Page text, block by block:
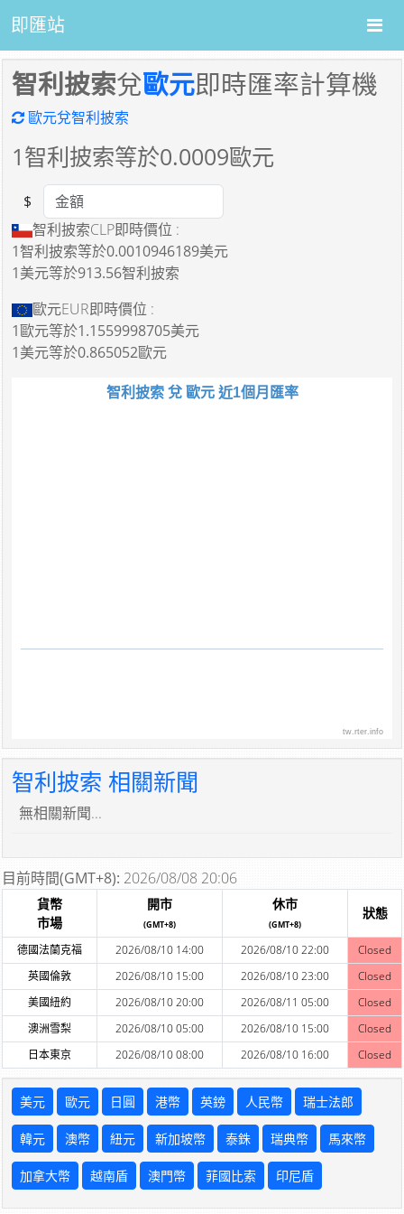
即匯站
智利披索兌歐元即時匯率計算機
歐元兌智利披索
1智利披索等於0.0009歐元
Amount
$
智利披索CLP即時價位 :
1智利披索等於0.0010946189美元
1美元等於913.56智利披索
歐元EUR即時價位 :
1歐元等於1.1559998705美元
1美元等於0.865052歐元
智利披索 兌 歐元 近1個月匯率
tw.rter.info
智利披索 相關新聞
無相關新聞...
目前時間(GMT+8): 2026/08/08 20:06
貨幣
市場
開市
(GMT+8)
休市
(GMT+8)
狀態
德國法蘭克福 2026/08/10 14:00 2026/08/10 22:00
Closed
英國倫敦
2026/08/10 15:00 2026/08/10 23:00
Closed
美國紐約
2026/08/10 20:00 2026/08/11 05:00
Closed
澳洲雪梨
2026/08/10 05:00 2026/08/10 15:00
Closed
日本東京
2026/08/10 08:00 2026/08/10 16:00 Closed
美元 歐元 日圓 港幣 英鎊 人民幣 瑞士法郎
韓元 澳幣 紐元 新加坡幣 泰銖 瑞典幣 馬來幣
加拿大幣 越南盾 澳門幣 菲國比索 印尼盾